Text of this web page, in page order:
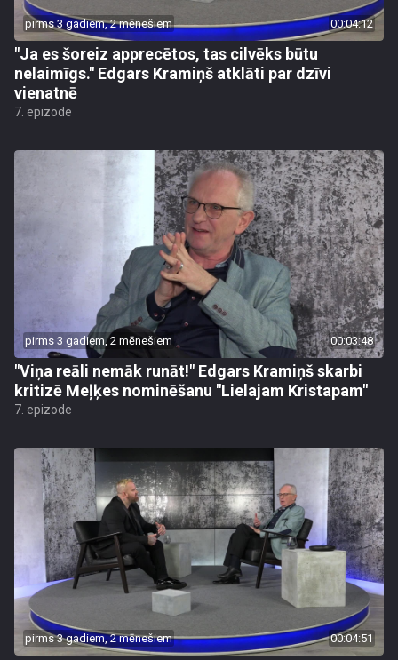
pirms 3 gadiem, 2 mēnešiem 00:04:12
"Ja es šoreiz apprecētos, tas cilvēks būtu
nelaimīgs." Edgars Kramiņš atklāti par dzīvi
vienatnē
7. epizode
pirms 3 gadiem, 2 mēnešiem 00:03:48
"Viņa reāli nemāk runāt!" Edgars Kramiņš skarbi
kritizē Meļķes nominēšanu "Lielajam Kristapam"
7. epizode
pirms 3 gadiem, 2 mēnešiem 00:04:51